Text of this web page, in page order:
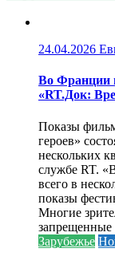
24.04.2026
Во Франции
«RT.Док:
Показы
героев»
нескольких
службе RT.
всего в
показы
Многие
запрещенные
Зарубежье